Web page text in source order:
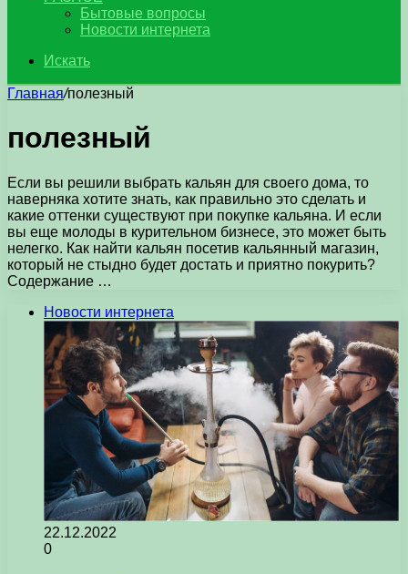
Бытовые вопросы
Новости интернета
Искать
Главная/полезный
полезный
Если вы решили выбрать кальян для своего дома, то
наверняка хотите знать, как правильно это сделать и
какие оттенки существуют при покупке кальяна. И если
вы еще молоды в курительном бизнесе, это может быть
нелегко. Как найти кальян посетив кальянный магазин,
который не стыдно будет достать и приятно покурить?
Содержание …
Новости интернета
22.12.2022
0